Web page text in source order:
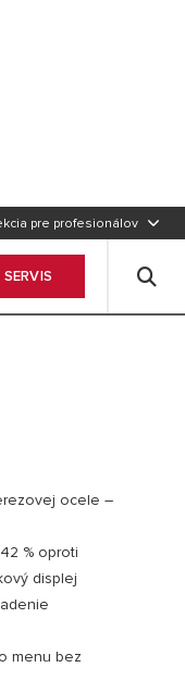
pre profesionálov
ocele –
% oproti
displej
menu bez